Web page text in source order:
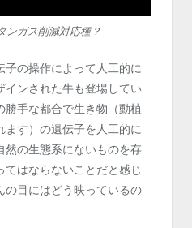
ンガス削減対応種？
子の操作によって人工的に
インされた牛も登場してい
勝手な都合で生き物（動植
す）の遺伝子を人工的に
然の生態系にないものを存
はならないことだと感じ
の目にはどう映っているの